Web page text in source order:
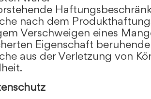
nach dem
Verschweigen eines
Eigenschaft
aus der Verletzung von